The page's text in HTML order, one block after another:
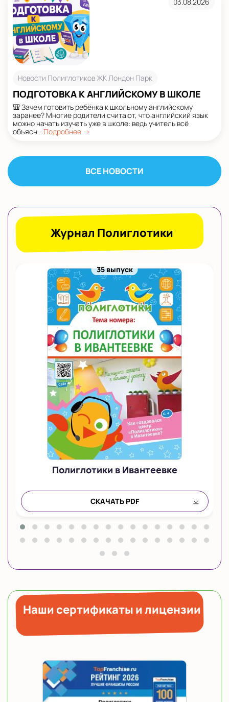
03.08.2026
Новости Полиглотиков ЖК Лондон Парк
ПОДГОТОВКА К АНГЛИЙСКОМУ В ШКОЛЕ
🎒 Зачем готовить ребёнка к школьному английскому
заранее? Многие родители считают, что английский язык
можно начать изучать уже в школе: ведь учитель всё
объясн... Подробнее →
ВСЕ НОВОСТИ
Журнал Полиглотики
35 выпуск
Полиглотики в Ивантеевке
СКАЧАТЬ PDF
Наши сертификаты и лицензии